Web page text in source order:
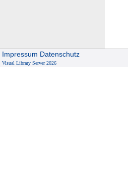
Impressum Datenschutz
Visual Library Server 2026